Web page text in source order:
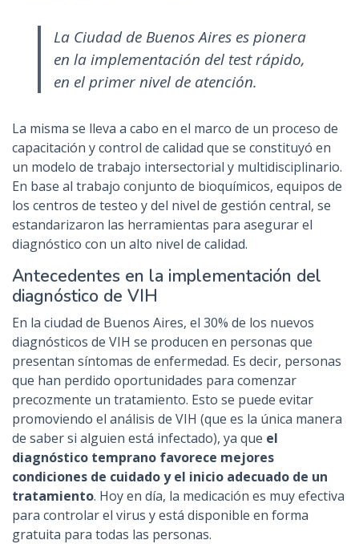
La Ciudad de Buenos Aires es pionera
en la implementación del test rápido,
en el primer nivel de atención.
La misma se lleva a cabo en el marco de un proceso de
capacitación y control de calidad que se constituyó en
un modelo de trabajo intersectorial y multidisciplinario.
En base al trabajo conjunto de bioquímicos, equipos de
los centros de testeo y del nivel de gestión central, se
estandarizaron las herramientas para asegurar el
diagnóstico con un alto nivel de calidad.
Antecedentes en la implementación del
diagnóstico de VIH
En la ciudad de Buenos Aires, el 30% de los nuevos
diagnósticos de VIH se producen en personas que
presentan síntomas de enfermedad. Es decir, personas
que han perdido oportunidades para comenzar
precozmente un tratamiento. Esto se puede evitar
promoviendo el análisis de VIH (que es la única manera
de saber si alguien está infectado), ya que el
diagnóstico temprano favorece mejores
condiciones de cuidado y el inicio adecuado de un
tratamiento. Hoy en día, la medicación es muy efectiva
para controlar el virus y está disponible en forma
gratuita para todas las personas.